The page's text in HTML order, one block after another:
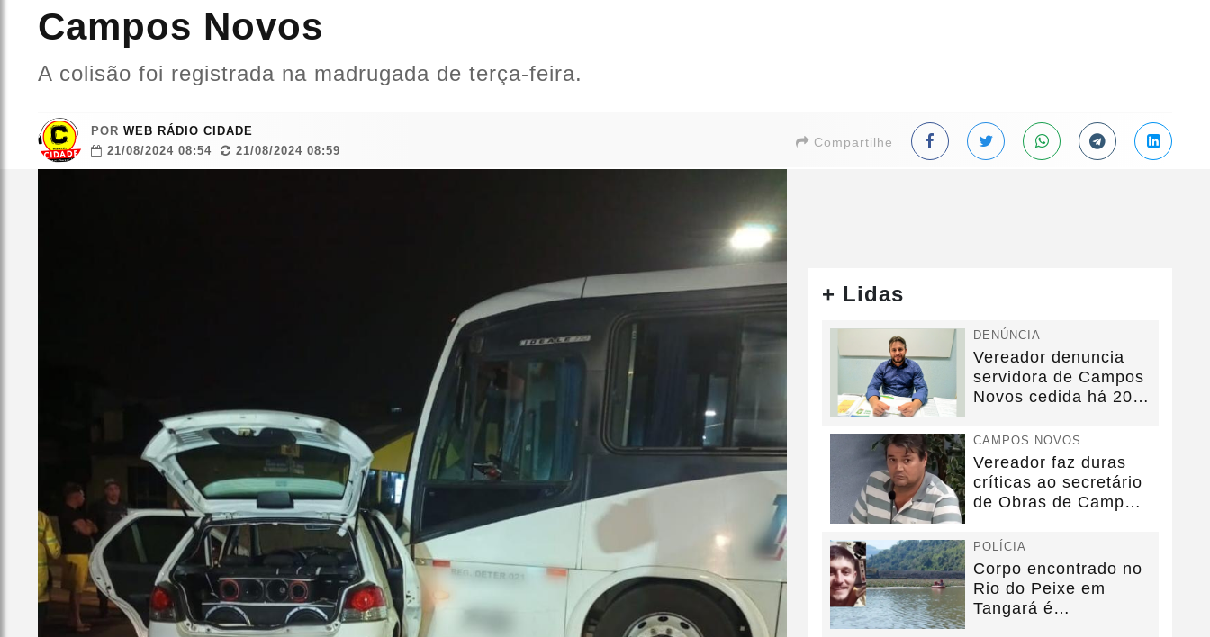
Campos Novos
A colisão foi registrada na madrugada de terça-feira.
POR WEB RÁDIO CIDADE
21/08/2024 08:54
21/08/2024 08:59
Compartilhe
+ Lidas
DENÚNCIA
Vereador denuncia
servidora de Campos
Novos cedida há 20
CAMPOS NOVOS
Vereador faz duras
críticas ao secretário
de Obras de Campos
POLÍCIA
Corpo encontrado no
Rio do Peixe em
Tangará é